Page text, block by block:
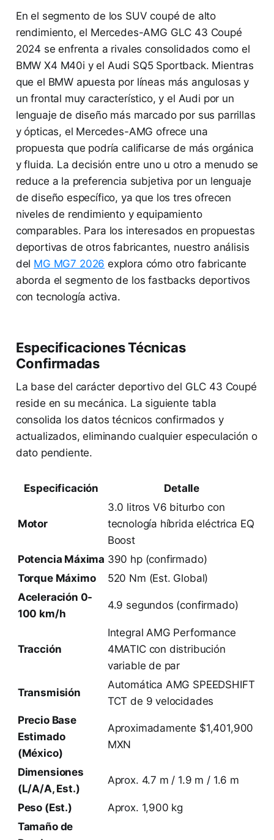
En el segmento de los SUV coupé de alto
rendimiento, el Mercedes-AMG GLC 43 Coupé
2024 se enfrenta a rivales consolidados como el
BMW X4 M40i y el Audi SQ5 Sportback. Mientras
que el BMW apuesta por líneas más angulosas y
un frontal muy característico, y el Audi por un
lenguaje de diseño más marcado por sus parrillas
y ópticas, el Mercedes-AMG ofrece una
propuesta que podría calificarse de más orgánica
y fluida. La decisión entre uno u otro a menudo se
reduce a la preferencia subjetiva por un lenguaje
de diseño específico, ya que los tres ofrecen
niveles de rendimiento y equipamiento
comparables. Para los interesados en propuestas
deportivas de otros fabricantes, nuestro análisis
del MG MG7 2026 explora cómo otro fabricante
aborda el segmento de los fastbacks deportivos
con tecnología activa.
Especificaciones Técnicas
Confirmadas
La base del carácter deportivo del GLC 43 Coupé
reside en su mecánica. La siguiente tabla
consolida los datos técnicos confirmados y
actualizados, eliminando cualquier especulación o
dato pendiente.
Especificación Detalle
Motor
3.0 litros V6 biturbo con
tecnología híbrida eléctrica EQ
Boost
Potencia Máxima 390 hp (confirmado)
Torque Máximo
520 Nm (Est. Global)
Aceleración 0-
100 km/h
4.9 segundos (confirmado)
Tracción
Integral AMG Performance
4MATIC con distribución
variable de par
Transmisión
Automática AMG SPEEDSHIFT
TCT de 9 velocidades
Precio Base
Estimado
(México)
Aproximadamente $1,401,900
MXN
Dimensiones
(L/A/A, Est.)
Aprox. 4.7 m / 1.9 m / 1.6 m
Peso (Est.)
Aprox. 1,900 kg
Tamaño de